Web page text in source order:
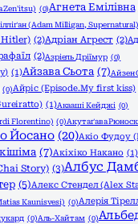
Zen'itsu) (0)Агнета Емілівна
(Adam Milligan, Supernatural)
Hitler) (2)Адріан Агрест (2)
(2)Азріель Дріїмур (0)
(1)Айзава Сьота (7)Айзен
(0)Айріс (Episode.My first kiss)
(1)Акааші Кейджі (0)
Florentino) (0)Акутаґава
Йосано (20)Акіо Фудоу
(7)Акіхіко Накано (1)
Story) (3)Албус
(5)Алекс Стендел (Alex
Kaunisvesi) (0)Алерія
(0)Аль-Хайтам (0)